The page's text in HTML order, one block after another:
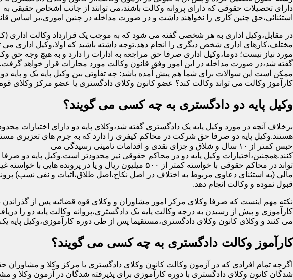
دارای تحصیلات حقوقی که دارای پروانه وکالت باشند،می توانند از جانب اشخاص حقیقی
استثنائی،حق چنین کاری را نخواهند داشت و در صورت مداخله در چنین اموری،بر اساس
در مقابل،وکیل اداری به هر شخصی گفته می شود که به موجب یک قرارداد وکالت
مختلف،کارهای اداری شخص دیگری را انجام دهد.توجه داشته باشید که اولا،وکیل اداری
مورد نیاز نیست؛ دوما،وکیل اداری صرفا حق مراجعه به ادارات را دارد و به هیچ وجه حق
گفته شد،در صورت مداخله در این امور وفق قانون وکالت مورد مجازات قرار خواهد گرفت.
ممکن است این سوالات برای شما هم پیش آمده باشد: چه تفاوتی بین وکیل پایه یک و پایه
کارآموز وکالت می تواند وکالت کند؟ عضو کانون وکلای دادگستری یا عضو مرکز وکلای
وکیل پایه دو دادگستری به چه کسی می گویند؟
برخلاف آنچه در مورد وکیل پایه یک دادگستری گفته شد،وکلای پایه دو دارای اختیارات
هستند.وکیل پایه دو صرفا حق شرکت در محاکم کیفری را دارد که به جرم های تعزیری
حبس کمتر از ۱۰ سال و شلاق و جزای نقدی و اقدامات تامینی رسیدگی می
کنند.همچنین،اختیارات وکیل پایه دو در محاکم حقوقی نیز محدودتر است.وکیل پایه دو
تواند در محاکم حقوقی با خواسته کمتر از ۵۰۰ میلیون ریال و یا در پرونده هایی با خواسته
مالی (به استثنای دعاوی مربوط به اختلاف در اصل نکاح،اصل طلاق،اثبات و نفی نسب)
قبول نموده و وکالت انجام دهد.
نکته مهم اینست که صرفا وکلای مرکز امور مشاوران و وکلای قوه قضائیه پس از گذراندن
کارآموزی و پیش از رسیدن به درجه وکالت پایه یک دادگستری،پروانه وکالت پایه دو را
می کنند و وکلای کانون وکلای دادگستری،مستقیما پس از طی دوره کارآموزی،وکیل پایه
کارآموز وکالت دادگستری به چه کسی می گویند؟
شدگان کانون وکلای دادگستری با دوره کارآموزی برای پذیرفته شدگان در آزمون وکلا و